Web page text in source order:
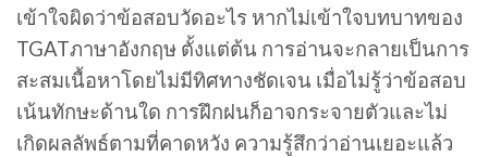
เข้าใจผิดว่าข้อสอบวัดอะไร หากไม่เข้าใจบทบาทของ
TGATภาษาอังกฤษ ตั้งแต่ต้น การอ่านจะกลายเป็นการ
สะสมเนื้อหาโดยไม่มีทิศทางชัดเจน เมื่อไม่รู้ว่าข้อสอบ
เน้นทักษะด้านใด การฝึกฝนก็อาจกระจายตัวและไม่
เกิดผลลัพธ์ตามที่คาดหวัง ความรู้สึกว่าอ่านเยอะแล้ว